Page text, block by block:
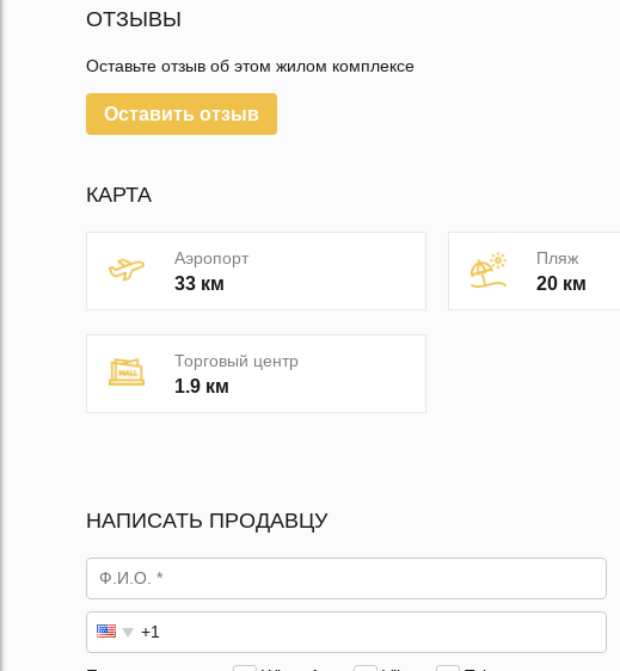
ОТЗЫВЫ
Оставьте отзыв об этом жилом комплексе
Оставить отзыв
КАРТА
Аэропорт
33 км
Пляж
20 км
Торговый центр
1.9 км
НАПИСАТЬ ПРОДАВЦУ